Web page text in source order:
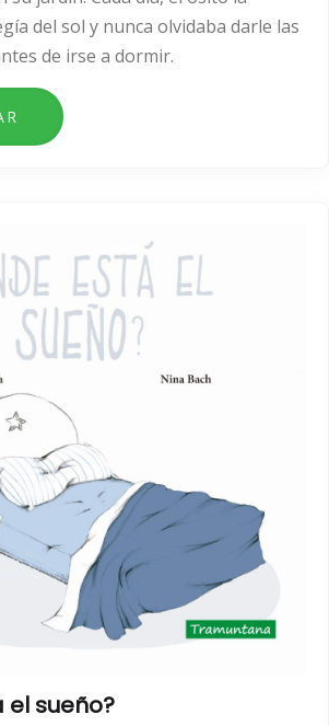
del sol y nunca olvidaba darle las
de irse a dormir.
el sueño?